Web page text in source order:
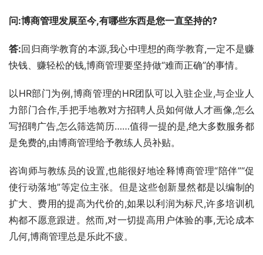
问:博商管理发展至今,有哪些东西是您一直坚持的?
答:回归商学教育的本源,我心中理想的商学教育,一定不是赚
快钱、赚轻松的钱,博商管理要坚持做“难而正确”的事情。
以HR部门为例,博商管理的HR团队可以入驻企业,与企业人
力部门合作,手把手地教对方招聘人员如何做人才画像,怎么
写招聘广告,怎么筛选简历……值得一提的是,绝大多数服务都
是免费的,由博商管理给予教练人员补贴。
咨询师与教练员的设置,也能很好地诠释博商管理“陪伴”“促
使行动落地”等定位主张。但是这些创新显然都是以编制的
扩大、费用的提高为代价的,如果以利润为标尺,许多培训机
构都不愿意跟进。然而,对一切提高用户体验的事,无论成本
几何,博商管理总是乐此不疲。